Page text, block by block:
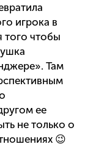
игрока в
чтобы
Там
ее
не только о
😉